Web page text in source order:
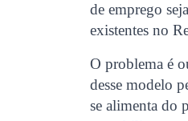
de emprego
existentes no
O problema é
desse modelo
se alimenta do